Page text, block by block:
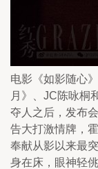
电影《如影随心
月》、JC陈咏桐
夺人之后，发布
告大打激情牌，
奉献从影以来最
身在床，眼神轻